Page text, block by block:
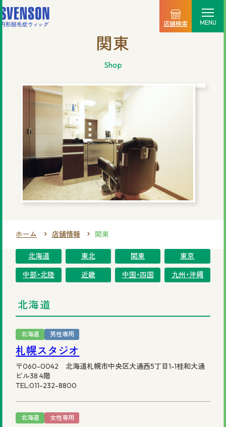
店舗検索 MENU
料金プラン
ご利用の流れ
商品一覧
店舗情報
新着情報
ご相談・店舗予約はこちら
女性専用0120-69-0480
資料請求はこちら
関東
shop
ホーム 店舗情報 関東
北海道 東北 関東 東京
中部・北陸 近畿 中国・四国 九州・沖縄
北海道
北海道 男性専用
札幌スタジオ
〒060-0042 北海道札幌市中央区大通西5丁目1-1桂和大通
ビル38 4階
TEL:011-232-8800
北海道 女性専用